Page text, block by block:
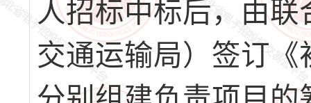
人招标中标后，由
交通运输局）签订